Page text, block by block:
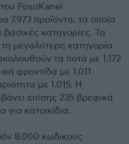
PosoKanei
7.973 προϊόντα, τα οποία
βασικές κατηγορίες. Τα
μεγαλύτερη κατηγορία
τα ποτά με 1.172
φροντίδα με 1.011
με 1.015. Η
επίσης 235 βρεφικά
για κατοικίδια.
8.000 κωδικούς